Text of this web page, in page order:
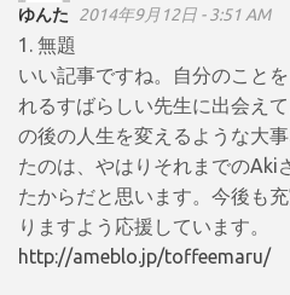
ゆんた 2014年9月12日 - 3:51 AM
1. 無題
いい記事ですね。自分のこと
れるすばらしい先生に出会え
の後の人生を変えるような大
たのは、やはりそれまでのAki
たからだと思います。今後も
りますよう応援しています。
http://ameblo.jp/toffeemaru/